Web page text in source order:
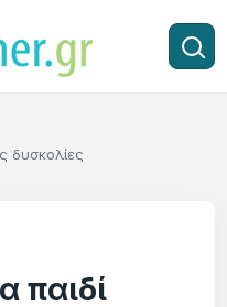
δυσκολίες
παιδί